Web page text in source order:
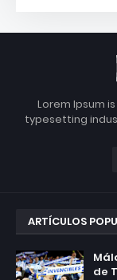
Lorem Ipsum
typesetting
ARTÍCULOS
de